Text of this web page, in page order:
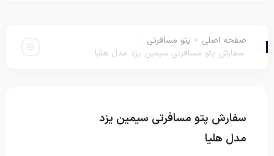
صفحه اصلی > پتو مسافرتی :
سفارش پتو مسافرتی سیمین یزد مدل هلیا
سفارش پتو مسافرتی سیمین یزد
مدل هلیا